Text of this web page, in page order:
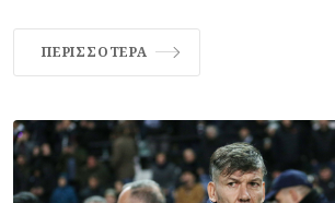
ΠΕΡΙΣΣΌΤΕΡΑ